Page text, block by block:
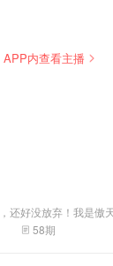
APP内查看主播
还好没放弃！我是傲天
很高兴你能来这里。
公众号有故事的傲天
58期